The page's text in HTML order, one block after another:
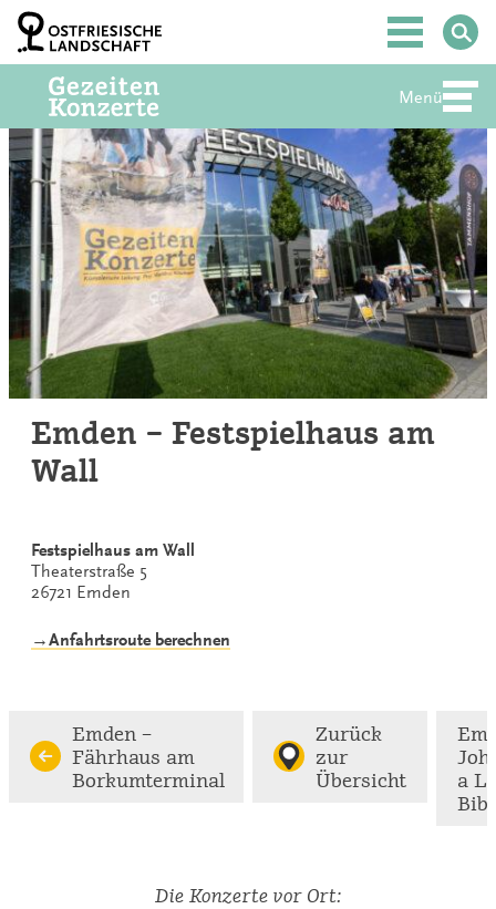
Zum
Inhalt
springen
Hauptmenü
Menü
Emden – Festspielhaus am
Wall
Festspielhaus am Wall
Theaterstraße 5
26721 Emden
→Anfahrtsroute berechnen
Emden –
Fährhaus am
Borkumterminal
Zurück
zur
Übersicht
a
Die Konzerte vor Ort: